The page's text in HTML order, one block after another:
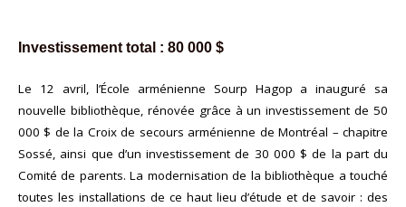
Investissement total : 80 000 $
Le 12 avril, l’École arménienne Sourp Hagop a inauguré sa
nouvelle bibliothèque, rénovée grâce à un investissement de 50
000 $ de la Croix de secours arménienne de Montréal – chapitre
Sossé, ainsi que d’un investissement de 30 000 $ de la part du
Comité de parents. La modernisation de la bibliothèque a touché
toutes les installations de ce haut lieu d’étude et de savoir : des